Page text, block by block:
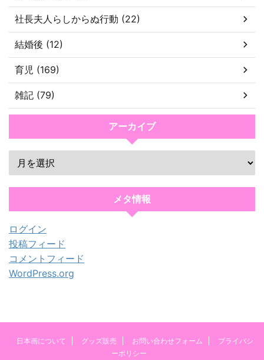
社長夫人らしからぬ行動 (22)
結婚後 (12)
育児 (169)
雑記 (79)
アーカイブ
メタ情報
ログイン
投稿フィード
コメントフィード
WordPress.org
日本画について グッズ販売 お問い合わせフォーム
プライバシ
ーポリシー